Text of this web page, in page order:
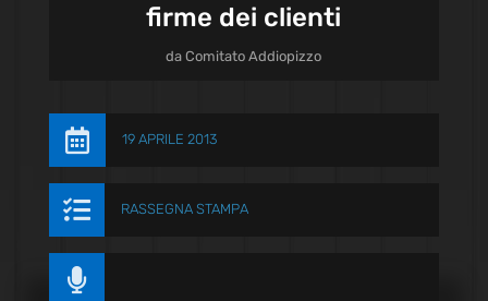
firme dei clienti
daComitato Addiopizzo
 19 APRILE 2013
 RASSEGNA STAMPA
